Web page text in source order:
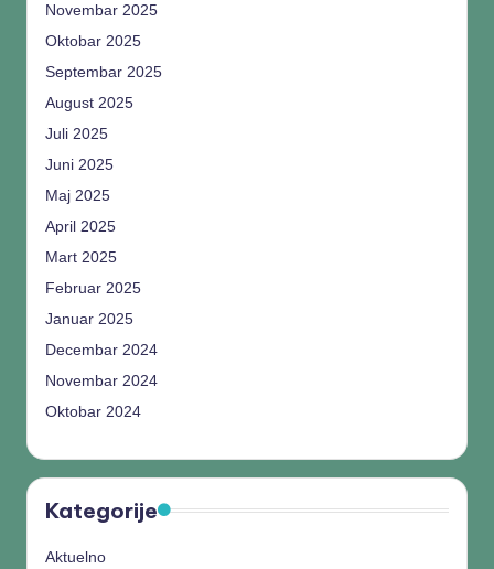
Novembar 2025
Oktobar 2025
Septembar 2025
August 2025
Juli 2025
Juni 2025
Maj 2025
April 2025
Mart 2025
Februar 2025
Januar 2025
Decembar 2024
Novembar 2024
Oktobar 2024
Kategorije
Aktuelno